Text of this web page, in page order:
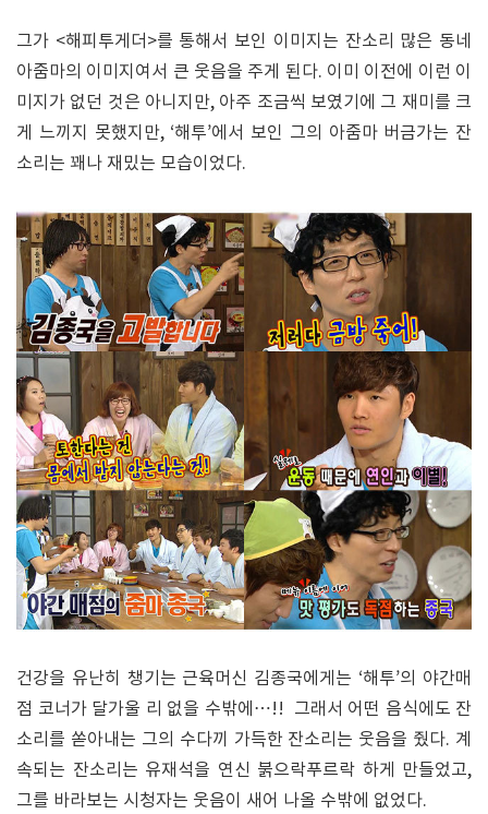
그가 <해피투게더>를 통해서 보인 이미지는 잔소리 많은 동네
아줌마의 이미지여서 큰 웃음을 주게 된다. 이미 이전에 이런 이
미지가 없던 것은 아니지만, 아주 조금씩 보였기에 그 재미를 크
게 느끼지 못했지만, ‘해투’에서 보인 그의 아줌마 버금가는 잔
소리는 꽤나 재밌는 모습이었다.
건강을 유난히 챙기는 근육머신 김종국에게는 ‘해투’의 야간매
점 코너가 달가울 리 없을 수밖에…!! 그래서 어떤 음식에도 잔
소리를 쏟아내는 그의 수다끼 가득한 잔소리는 웃음을 줬다. 계
속되는 잔소리는 유재석을 연신 붉으락푸르락 하게 만들었고,
그를 바라보는 시청자는 웃음이 새어 나올 수밖에 없었다.